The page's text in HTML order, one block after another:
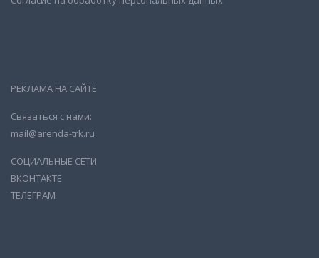
РЕКЛАМА НА САЙТЕ
Связаться с нами:
mail@arenda-trk.ru
СОЦИАЛЬНЫЕ СЕТИ
ВКОНТАКТЕ
ТЕЛЕГРАМ